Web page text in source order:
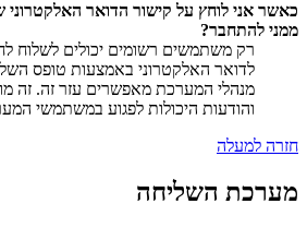
כאשר אני לוחץ על קישור הדואר
ממני להתחבר?
רק משתמשים רשומים יכולים לשלוח
לדואר האלקטרוני באמצעות טופס
מנהלי המערכת מאפשרים עזר זה. זה
והודעות היכולות לפגוע במשתמשי
חזרה למעלה
מערכת השליחה